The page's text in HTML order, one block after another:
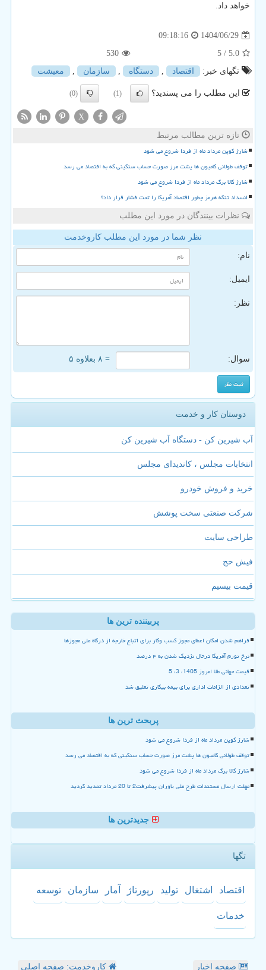
خواهد داد.
1404/06/29
09:18:16
5.0
/ 5
530
تگهای خبر:
اقتصاد , دستگاه , سازمان , معیشت
این مطلب را می پسندید؟ (1)
(0)
X
تازه ترین مطالب مرتبط
شارژ کوپن مرداد ماه از فردا شروع می شود
توقف طولانی کامیون ها پشت مرز صورت حساب سنگینی که به اقتصاد می رسد
شارژ کالا برگ مرداد ماه از فردا شروع می شود
انسداد تنگه هرمز چطور اقتصاد آمریکا را تحت فشار قرار داد؟
نظرات بینندگان در مورد این مطلب
نظر شما در مورد این مطلب کاروخدمت
نام:
ایمیل:
نظر:
سوال: = ۸ بعلاوه ۵
دوستان کار و خدمت
آب شیرین کن - دستگاه آب شیرین کن
انتخابات مجلس ، کاندیدای مجلس
خرید و فروش خودرو
شرکت صنعتی سخت پوشش
طراحی سایت
فیش حج
قیمت بیسیم
پربیننده ترین ها
فراهم شدن امکان اعطای مجوز کسب وکار برای اتباع خارجه از درگاه ملی مجوزها
نرخ تورم آمریکا درحال نزدیک شدن به ۴ درصد
قیمت جهانی طلا امروز 1405، 3، 5
تعدادی از الزامات اداری برای بیمه بیکاری تعلیق شد
پربحث ترین ها
شارژ کوپن مرداد ماه از فردا شروع می شود
توقف طولانی کامیون ها پشت مرز صورت حساب سنگینی که به اقتصاد می رسد
شارژ کالا برگ مرداد ماه از فردا شروع می شود
مهلت ارسال مستندات طرح ملی یاوران پیشرفت2 تا 20 مرداد تمدید گردید
جدیدترین ها
تگها
اقتصاد اشتغال تولید رپورتاژ آمار سازمان توسعه
خدمات
صفحه اخبار کاروخدمت: صفحه اصلی